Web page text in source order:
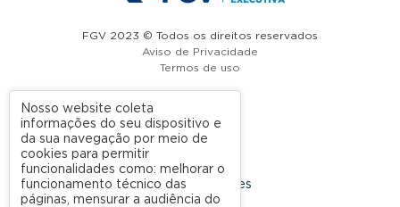
FGV 2023 © Todos os direitos reservados
Aviso de Privacidade
Termos de uso
A FGV
Nossas Unidades
Nosso website coleta
informações do seu dispositivo e
da sua navegação por meio de
cookies para permitir
funcionalidades como: melhorar o
funcionamento técnico das
páginas, mensurar a audiência do